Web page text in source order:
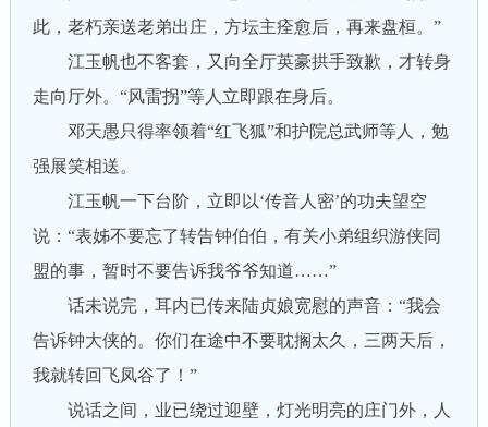
此，老朽亲送老弟出庄，方坛主痊愈后，再来盘桓。”
江玉帆也不客套，又向全厅英豪拱手致歉，才转身
走向厅外。“风雷拐”等人立即跟在身后。
邓天愚只得率领着“红飞狐”和护院总武师等人，勉
强展笑相送。
江玉帆一下台阶，立即以‘传音人密’的功夫望空
说：“表姊不要忘了转告钟伯伯，有关小弟组织游侠同
盟的事，暂时不要告诉我爷爷知道……”
话未说完，耳内已传来陆贞娘宽慰的声音：“我会
告诉钟大侠的。你们在途中不要耽搁太久，三两天后，
我就转回飞凤谷了！”
说话之间，业已绕过迎壁，灯光明亮的庄门外，人